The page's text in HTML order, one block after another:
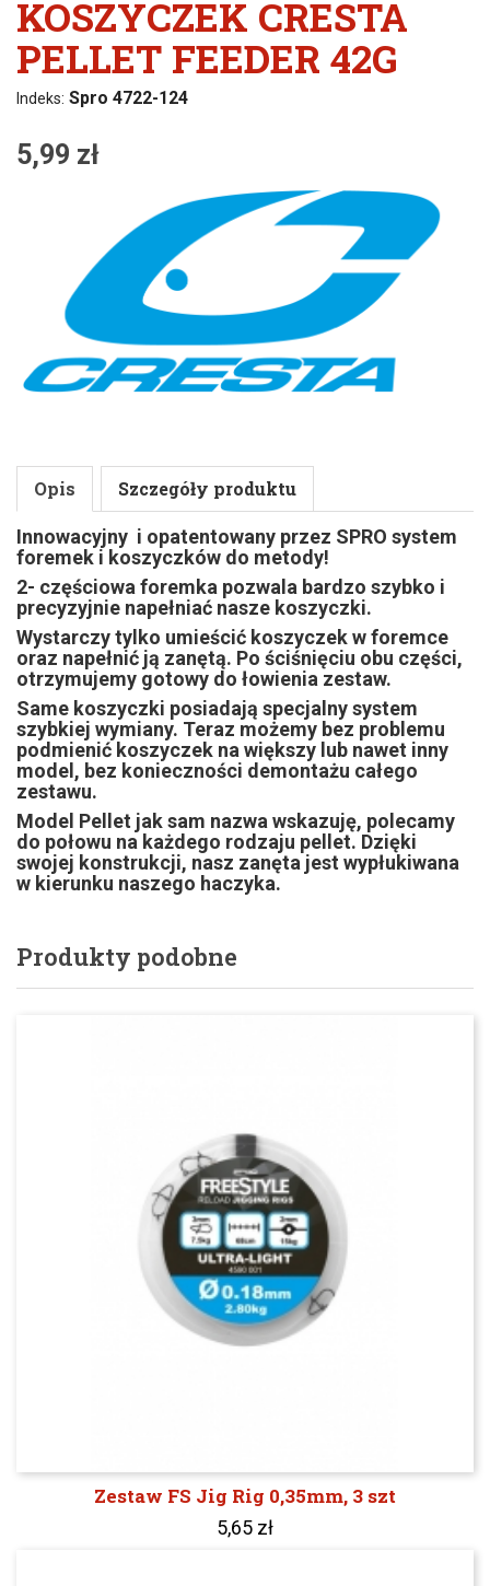
KOSZYCZEK CRESTA
PELLET FEEDER 42G
Indeks: Spro 4722-124
5,99 zł
Opis Szczegóły produktu
Innowacyjny i opatentowany przez SPRO system
foremek i koszyczków do metody!
2- częściowa foremka pozwala bardzo szybko i
precyzyjnie napełniać nasze koszyczki.
Wystarczy tylko umieścić koszyczek w foremce
oraz napełnić ją zanętą. Po ściśnięciu obu części,
otrzymujemy gotowy do łowienia zestaw.
Same koszyczki posiadają specjalny system
szybkiej wymiany. Teraz możemy bez problemu
podmienić koszyczek na większy lub nawet inny
model, bez konieczności demontażu całego
zestawu.
Model Pellet jak sam nazwa wskazuję, polecamy
do połowu na każdego rodzaju pellet. Dzięki
swojej konstrukcji, nasz zanęta jest wypłukiwana
w kierunku naszego haczyka.
Produkty podobne
Zestaw FS Jig Rig 0,35mm, 3 szt
5,65 zł